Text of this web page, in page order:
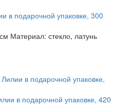
в подарочной упаковке, 300
Материал: стекло, латунь
в подарочной упаковке, 420